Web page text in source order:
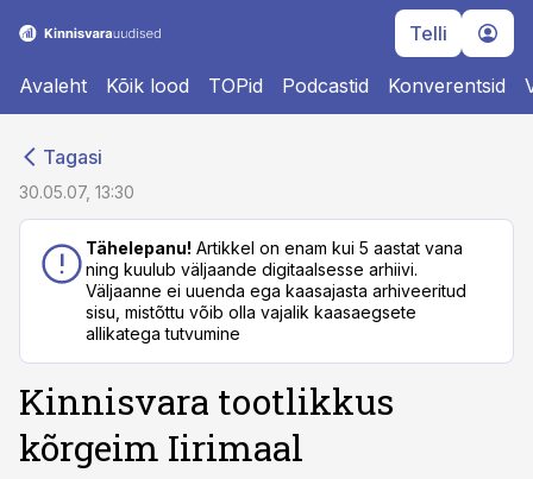
Telli
Avaleht Kõik lood TOPid Podcastid Konverentsid
Tagasi
30.05.07, 13:30
Tähelepanu! Artikkel on enam kui 5 aastat vana
ning kuulub väljaande digitaalsesse arhiivi.
Väljaanne ei uuenda ega kaasajasta arhiveeritud
sisu, mistõttu võib olla vajalik kaasaegsete
allikatega tutvumine
Kinnisvara tootlikkus
kõrgeim Iirimaal